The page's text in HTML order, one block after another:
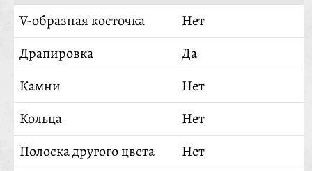
V-образная косточка
Нет
Драпировка
Да
Камни
Нет
Кольца
Нет
Полоска другого цвета
Нет